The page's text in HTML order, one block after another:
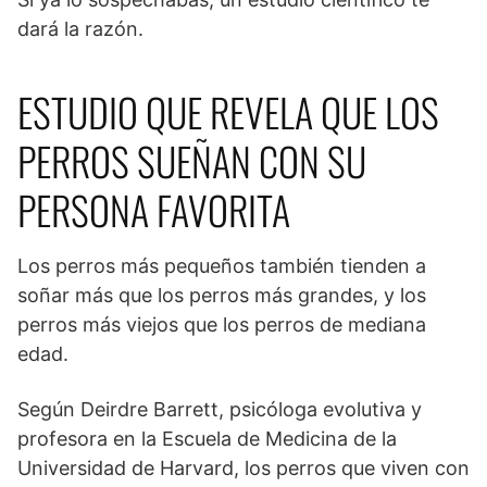
dará la razón.
ESTUDIO QUE REVELA QUE LOS
PERROS SUEÑAN CON SU
PERSONA FAVORITA
Los perros más pequeños también tienden a
soñar más que los perros más grandes, y los
perros más viejos que los perros de mediana
edad.
Según Deirdre Barrett, psicóloga evolutiva y
profesora en la Escuela de Medicina de la
Universidad de Harvard, los perros que viven con